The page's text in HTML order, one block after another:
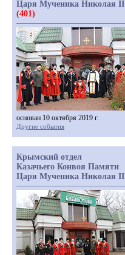
Царя Мученика Николая II
(401)
основан 10 октября 2019 г.
Другие события
Крымский отдел
Казачьего Конвоя Памяти
Царя Мученика Николая II